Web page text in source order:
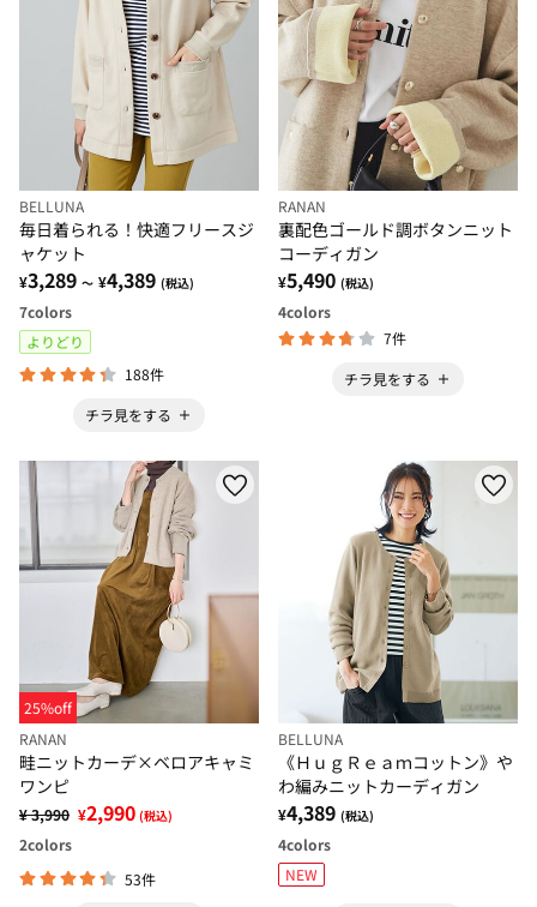
BELLUNA
毎日着られる！快適フリースジ
ャケット
¥3,289 ～ ¥4,389 (税込)
7colors
よりどり
188件
チラ見をする
RANAN
裏配色ゴールド調ボタンニット
コーディガン
¥5,490 (税込)
4colors
7件
チラ見をする
25%off
RANAN
畦ニットカーデ×ベロアキャミ
ワンピ
¥ 3,990 ¥2,990 (税込)
2colors
53件
BELLUNA
《ＨｕｇＲｅａｍコットン》や
わ編みニットカーディガン
¥4,389 (税込)
4colors
NEW